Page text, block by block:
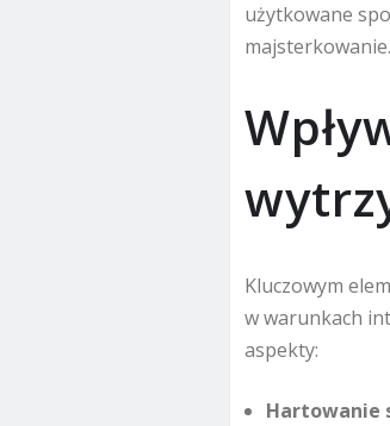
użytkowane
majsterkowanie.
Kluczowym
w warunkach
aspekty:
Hartowanie